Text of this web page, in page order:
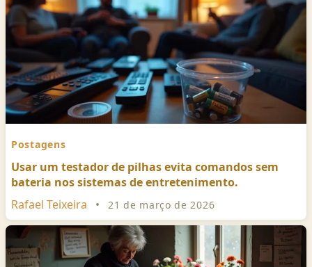
Postagens
Usar um testador de pilhas evita comandos sem
bateria nos sistemas de entretenimento.
Rafael Teixeira
• 21 de março de 2026